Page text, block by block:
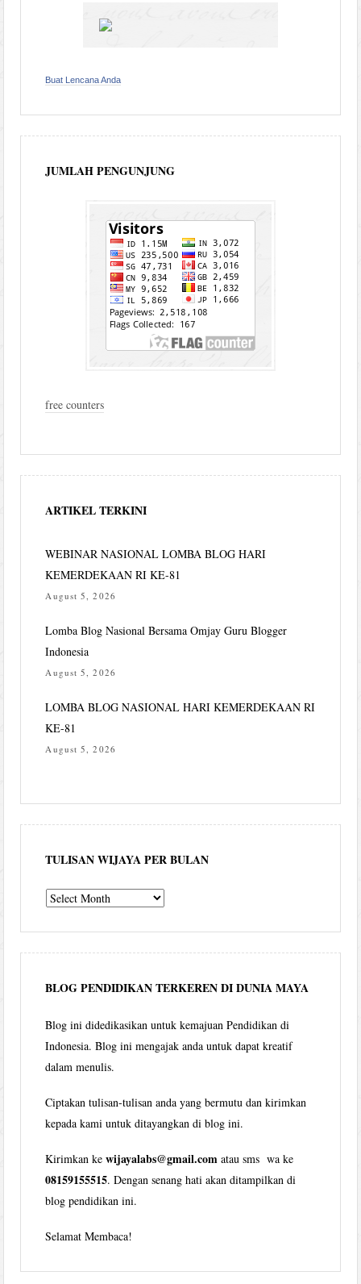
Buat Lencana Anda
JUMLAH PENGUNJUNG
free counters
ARTIKEL TERKINI
WEBINAR NASIONAL LOMBA BLOG HARI
KEMERDEKAAN RI KE-81
August 5, 2026
Lomba Blog Nasional Bersama Omjay Guru Blogger
Indonesia
August 5, 2026
LOMBA BLOG NASIONAL HARI KEMERDEKAAN RI
KE-81
August 5, 2026
TULISAN WIJAYA PER BULAN
Tulisan
per
bulan
BLOG PENDIDIKAN TERKEREN DI DUNIA MAYA
Blog ini didedikasikan untuk kemajuan Pendidikan di
Indonesia. Blog ini mengajak anda untuk dapat kreatif
dalam menulis.
Ciptakan tulisan-tulisan anda yang bermutu dan kirimkan
kepada kami untuk ditayangkan di blog ini.
Kirimkan kewijayalabs@gmail.com atau sms wa ke
08159155515. Dengan senang hati akan ditampilkan di
blog pendidikan ini.
Selamat Membaca!